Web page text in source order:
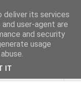
deliver its services
user-agent are
and security
usage
IT